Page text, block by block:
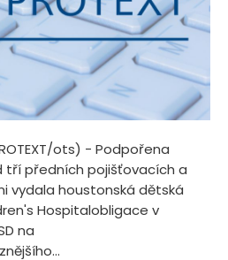
ots) - Podpořena
tří předních pojišťovacích a
vydala houstonská dětská
Hospitalobligace v
na